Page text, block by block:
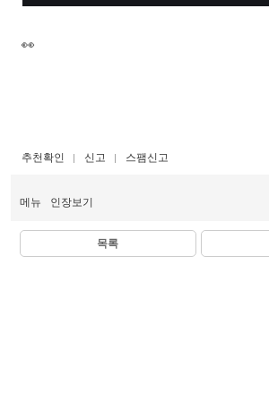
👀
추천확인 신고 스팸신고
메뉴 인장보기
목록